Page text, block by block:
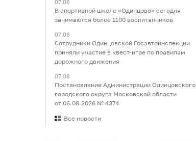
07.08
В спортивной школе «Одинцово» сегодня
занимаются более 1100 воспитанников
07.08
Сотрудники Одинцовской Госавтоинспекции
приняли участие в квест-игре по правилам
дорожного движения
07.08
Постановление Администрации Одинцовского
городского округа Московской области
от 06.08.2026 № 4374
Все новости